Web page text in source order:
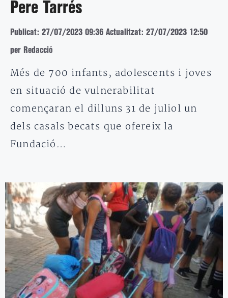
Pere Tarrés
Publicat: 27/07/2023 09:36 Actualitzat: 27/07/2023 12:50
per Redacció
Més de 700 infants, adolescents i joves
en situació de vulnerabilitat
començaran el dilluns 31 de juliol un
dels casals becats que ofereix la
Fundació…